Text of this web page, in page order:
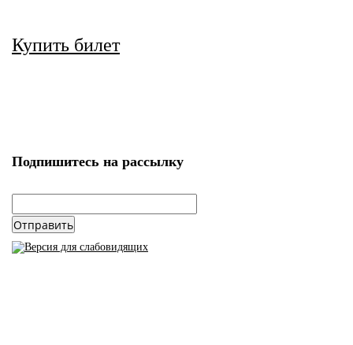
Купить билет
Подпишитесь на рассылку